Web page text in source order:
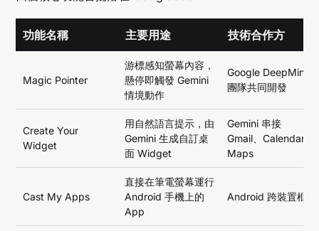
功能名稱 主要用途 技術合作方
Magic Pointer
游標感知螢幕內容，
懸停即觸發 Gemini
情境動作
Google DeepMind
團隊共同開發
Create Your
Widget
用自然語言提示，由
Gemini 生成自訂桌
面 Widget
Gemini 串接
Gmail、Calendar、
Maps
Cast My Apps
直接在筆電螢幕運行
Android 手機上的
App
Android 跨裝置框架